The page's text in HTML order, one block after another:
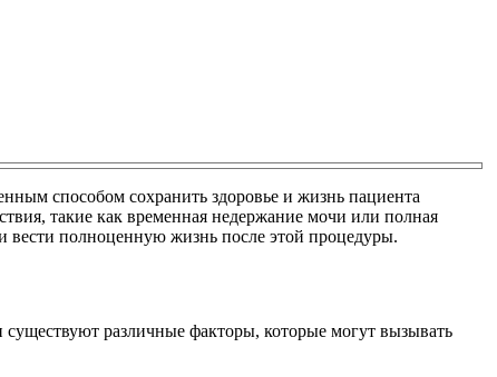
способом сохранить здоровье и жизнь пациента
такие как временная недержание мочи или полная
полноценную жизнь после этой процедуры.
существуют различные факторы, которые могут вызывать